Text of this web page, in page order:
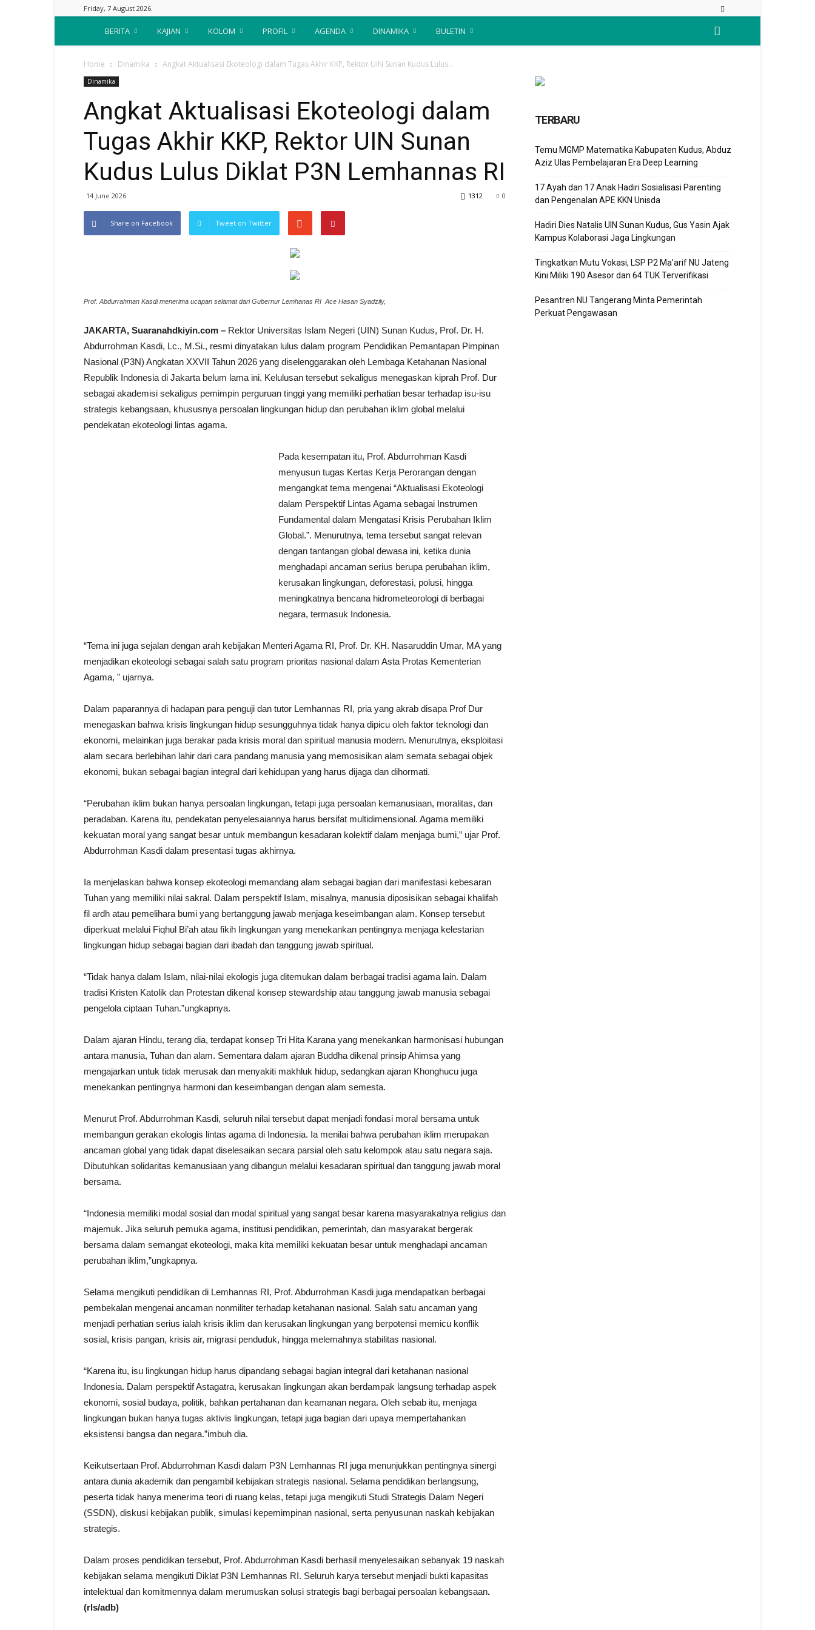
Friday, 7 August 2026.
Suara
Nahdliyin
BERITA KAJIAN KOLOM PROFIL AGENDA DINAMIKA BULETIN
Home Dinamika Angkat Aktualisasi Ekoteologi dalam Tugas Akhir KKP, Rektor UIN Sunan Kudus Lulus...
Dinamika
Angkat Aktualisasi Ekoteologi dalam
Tugas Akhir KKP, Rektor UIN Sunan
Kudus Lulus Diklat P3N Lemhannas RI
14 June 2026 0
1312
Share on Facebook Tweet on Twitter
Prof. Abdurrahman Kasdi menerima ucapan selamat dari Gubernur Lemhanas RI Ace Hasan Syadzily,
JAKARTA, Suaranahdkiyin.com – Rektor Universitas Islam Negeri (UIN) Sunan Kudus, Prof. Dr. H.
Abdurrohman Kasdi, Lc., M.Si., resmi dinyatakan lulus dalam program Pendidikan Pemantapan Pimpinan
Nasional (P3N) Angkatan XXVII Tahun 2026 yang diselenggarakan oleh Lembaga Ketahanan Nasional
Republik Indonesia di Jakarta belum lama ini. Kelulusan tersebut sekaligus menegaskan kiprah Prof. Dur
sebagai akademisi sekaligus pemimpin perguruan tinggi yang memiliki perhatian besar terhadap isu-isu
strategis kebangsaan, khususnya persoalan lingkungan hidup dan perubahan iklim global melalui
pendekatan ekoteologi lintas agama.
Pada kesempatan itu, Prof. Abdurrohman Kasdi
menyusun tugas Kertas Kerja Perorangan dengan
mengangkat tema mengenai “Aktualisasi Ekoteologi
dalam Perspektif Lintas Agama sebagai Instrumen
Fundamental dalam Mengatasi Krisis Perubahan Iklim
Global.”. Menurutnya, tema tersebut sangat relevan
dengan tantangan global dewasa ini, ketika dunia
menghadapi ancaman serius berupa perubahan iklim,
kerusakan lingkungan, deforestasi, polusi, hingga
meningkatnya bencana hidrometeorologi di berbagai
negara, termasuk Indonesia.
“Tema ini juga sejalan dengan arah kebijakan Menteri Agama RI, Prof. Dr. KH. Nasaruddin Umar, MA yang
menjadikan ekoteologi sebagai salah satu program prioritas nasional dalam Asta Protas Kementerian
Agama, ” ujarnya.
Dalam paparannya di hadapan para penguji dan tutor Lemhannas RI, pria yang akrab disapa Prof Dur
menegaskan bahwa krisis lingkungan hidup sesungguhnya tidak hanya dipicu oleh faktor teknologi dan
ekonomi, melainkan juga berakar pada krisis moral dan spiritual manusia modern. Menurutnya, eksploitasi
alam secara berlebihan lahir dari cara pandang manusia yang memosisikan alam semata sebagai objek
ekonomi, bukan sebagai bagian integral dari kehidupan yang harus dijaga dan dihormati.
“Perubahan iklim bukan hanya persoalan lingkungan, tetapi juga persoalan kemanusiaan, moralitas, dan
peradaban. Karena itu, pendekatan penyelesaiannya harus bersifat multidimensional. Agama memiliki
kekuatan moral yang sangat besar untuk membangun kesadaran kolektif dalam menjaga bumi,” ujar Prof.
Abdurrohman Kasdi dalam presentasi tugas akhirnya.
Ia menjelaskan bahwa konsep ekoteologi memandang alam sebagai bagian dari manifestasi kebesaran
Tuhan yang memiliki nilai sakral. Dalam perspektif Islam, misalnya, manusia diposisikan sebagai khalifah
fil ardh atau pemelihara bumi yang bertanggung jawab menjaga keseimbangan alam. Konsep tersebut
diperkuat melalui Fiqhul Bi’ah atau fikih lingkungan yang menekankan pentingnya menjaga kelestarian
lingkungan hidup sebagai bagian dari ibadah dan tanggung jawab spiritual.
“Tidak hanya dalam Islam, nilai-nilai ekologis juga ditemukan dalam berbagai tradisi agama lain. Dalam
tradisi Kristen Katolik dan Protestan dikenal konsep stewardship atau tanggung jawab manusia sebagai
pengelola ciptaan Tuhan.”ungkapnya.
Dalam ajaran Hindu, terang dia, terdapat konsep Tri Hita Karana yang menekankan harmonisasi hubungan
antara manusia, Tuhan dan alam. Sementara dalam ajaran Buddha dikenal prinsip Ahimsa yang
mengajarkan untuk tidak merusak dan menyakiti makhluk hidup, sedangkan ajaran Khonghucu juga
menekankan pentingnya harmoni dan keseimbangan dengan alam semesta.
Menurut Prof. Abdurrohman Kasdi, seluruh nilai tersebut dapat menjadi fondasi moral bersama untuk
membangun gerakan ekologis lintas agama di Indonesia. Ia menilai bahwa perubahan iklim merupakan
ancaman global yang tidak dapat diselesaikan secara parsial oleh satu kelompok atau satu negara saja.
Dibutuhkan solidaritas kemanusiaan yang dibangun melalui kesadaran spiritual dan tanggung jawab moral
bersama.
“Indonesia memiliki modal sosial dan modal spiritual yang sangat besar karena masyarakatnya religius dan
majemuk. Jika seluruh pemuka agama, institusi pendidikan, pemerintah, dan masyarakat bergerak
bersama dalam semangat ekoteologi, maka kita memiliki kekuatan besar untuk menghadapi ancaman
perubahan iklim,”ungkapnya.
Selama mengikuti pendidikan di Lemhannas RI, Prof. Abdurrohman Kasdi juga mendapatkan berbagai
pembekalan mengenai ancaman nonmiliter terhadap ketahanan nasional. Salah satu ancaman yang
menjadi perhatian serius ialah krisis iklim dan kerusakan lingkungan yang berpotensi memicu konflik
sosial, krisis pangan, krisis air, migrasi penduduk, hingga melemahnya stabilitas nasional.
“Karena itu, isu lingkungan hidup harus dipandang sebagai bagian integral dari ketahanan nasional
Indonesia. Dalam perspektif Astagatra, kerusakan lingkungan akan berdampak langsung terhadap aspek
ekonomi, sosial budaya, politik, bahkan pertahanan dan keamanan negara. Oleh sebab itu, menjaga
lingkungan bukan hanya tugas aktivis lingkungan, tetapi juga bagian dari upaya mempertahankan
eksistensi bangsa dan negara.”imbuh dia.
Keikutsertaan Prof. Abdurrohman Kasdi dalam P3N Lemhannas RI juga menunjukkan pentingnya sinergi
antara dunia akademik dan pengambil kebijakan strategis nasional. Selama pendidikan berlangsung,
peserta tidak hanya menerima teori di ruang kelas, tetapi juga mengikuti Studi Strategis Dalam Negeri
(SSDN), diskusi kebijakan publik, simulasi kepemimpinan nasional, serta penyusunan naskah kebijakan
strategis.
Dalam proses pendidikan tersebut, Prof. Abdurrohman Kasdi berhasil menyelesaikan sebanyak 19 naskah
kebijakan selama mengikuti Diklat P3N Lemhannas RI. Seluruh karya tersebut menjadi bukti kapasitas
intelektual dan komitmennya dalam merumuskan solusi strategis bagi berbagai persoalan kebangsaan.
(rls/adb)
TERBARU
Temu MGMP Matematika Kabupaten Kudus, Abduz
Aziz Ulas Pembelajaran Era Deep Learning
17 Ayah dan 17 Anak Hadiri Sosialisasi Parenting
dan Pengenalan APE KKN Unisda
Hadiri Dies Natalis UIN Sunan Kudus, Gus Yasin Ajak
Kampus Kolaborasi Jaga Lingkungan
Tingkatkan Mutu Vokasi, LSP P2 Ma’arif NU Jateng
Kini Miliki 190 Asesor dan 64 TUK Terverifikasi
Pesantren NU Tangerang Minta Pemerintah
Perkuat Pengawasan